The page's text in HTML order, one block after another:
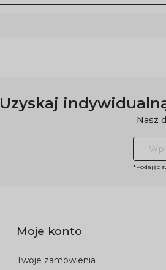
Uzyskaj
Nasz
*Podając
Moje konto
Twoje zamówienia